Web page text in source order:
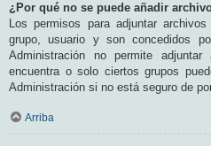
¿Por qué no se puede añadir
Los permisos para adjuntar
grupo, usuario y son concedidos
Administración no permite
encuentra o solo ciertos grupos
Administración si no está seguro de
Arriba